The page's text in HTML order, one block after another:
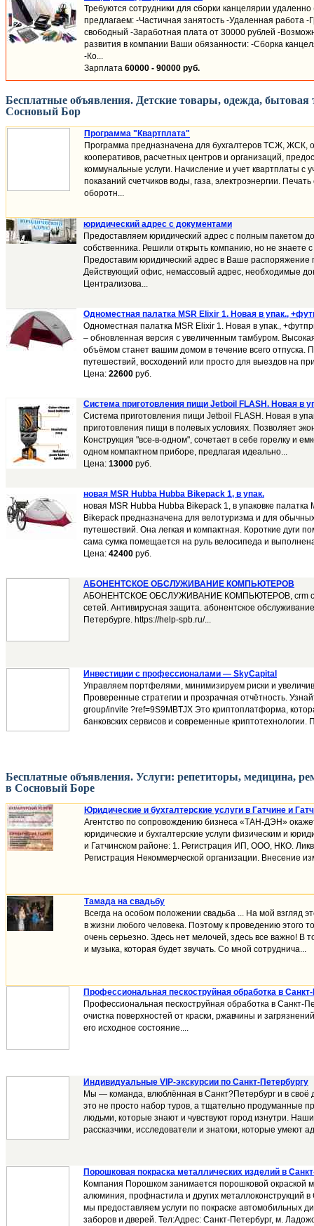
Требуются сотрудники для сборки канцелярии
предлагаем: -Частичная занятость -Удаленная работа -
свободный -Заработная плата от 30000 рублей -
развития в компании Ваши обязанности: -Сборка
-Ко...
Зарплата 60000 - 90000 руб.
Бесплатные объявления. Детские товары, одежда,
Сосновый Бор
Программа "Квартплата"
Программа предназначена для бухгалтеров ТСЖ, ЖСК,
кооперативов, расчетных центров и организаций,
коммунальные услуги. Начисление и учет квартплаты с
показаний счетчиков воды, газа, электроэнергии. Печать
оборотн...
юридический адрес с документами
Предоставляем юридический адрес с полным пакетом
собственника. Решили открыть компанию, но не знаете с
Предоставим юридический адрес в Ваше распоряжение
Действующий офис, немассовый адрес, необходимые
Централизова...
Одноместная палатка MSR Elixir 1. Новая в упак.,
Одноместная палатка MSR Elixir 1. Новая в упак.,
– обновленная версия с увеличенным тамбуром.
объёмом станет вашим домом в течение всего отпуска.
путешествий, восходений или просто для выездов на
Цена: 22600 руб.
Система приготовления пищи Jetboil FLASH. Новая в
Система приготовления пищи Jetboil FLASH. Новая в
приготовления пищи в полевых условиях. Позволяет
Конструкция "все-в-одном", сочетает в себе горелку и
одном компактном приборе, предлагая идеально...
Цена: 13000 руб.
новая MSR Hubba Hubba Bikepack 1, в упак.
новая MSR Hubba Hubba Bikepack 1, в упаковке палатка
Bikepack предназначена для велотуризма и для
путешествий. Она легкая и компактная. Короткие дуги
сама сумка помещается на руль велосипеда и
Цена: 42400 руб.
АБОНЕНТСКОЕ ОБСЛУЖИВАНИЕ КОМПЬЮТЕРОВ
АБОНЕНТСКОЕ ОБСЛУЖИВАНИЕ КОМПЬЮТЕРОВ, crm
сетей. Антивирусная защита. абонентское
Петербурге. https://help-spb.ru/...
Инвестиции с профессионалами — SkyCapital
Управляем портфелями, минимизируем риски и
Проверенные стратегии и прозрачная отчётность.
group/invite ?ref=9S9MBTJX Это криптоплатформа,
банковских сервисов и современные криптотехнологии.
Бесплатные объявления. Услуги: репетиторы, медицина,
в Сосновый Боре
Юридические и бухгалтерские услуги в Гатчине и
Агентство по сопровождению бизнеса «ТАН-ДЭН»
юридические и бухгалтерские услуги физическим и
и Гатчинском районе: 1. Регистрация ИП, ООО, НКО.
Регистрация Некоммерческой организации. Внесение
Тамада на свадьбу
Всегда на особом положении свадьба ... На мой взгляд
в жизни любого человека. Поэтому к проведению этого
очень серьезно. Здесь нет мелочей, здесь все важно! В
и музыка, которая будет звучать. Со мной сотруднича...
Профессиональная пескоструйная обработка в
Профессиональная пескоструйная обработка в Санкт-
очистка поверхностей от краски, ржавчины и
его исходное состояние....
Индивидуальные VIP-экскурсии по Санкт-Петербургу
Мы — команда, влюблённая в Санкт?Петербург и в
это не просто набор туров, а тщательно продуманные
людьми, которые знают и чувствуют город изнутри.
рассказчики, исследователи и знатоки, которые умеют
Порошковая покраска металлических изделий в
Компания Порошком занимается порошковой окраской
алюминия, профнастила и других металлоконструкций в
мы предоставляем услуги по покраске автомобильных
заборов и дверей. Тел:Адрес: Санкт-Петербург, м.